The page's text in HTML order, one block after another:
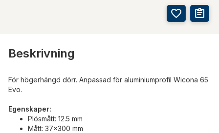
Beskrivning
För högerhängd dörr. Anpassad för aluminiumprofil Wicona 65
Evo.
Egenskaper:
Plösmått: 12.5 mm
Mått: 37x300 mm